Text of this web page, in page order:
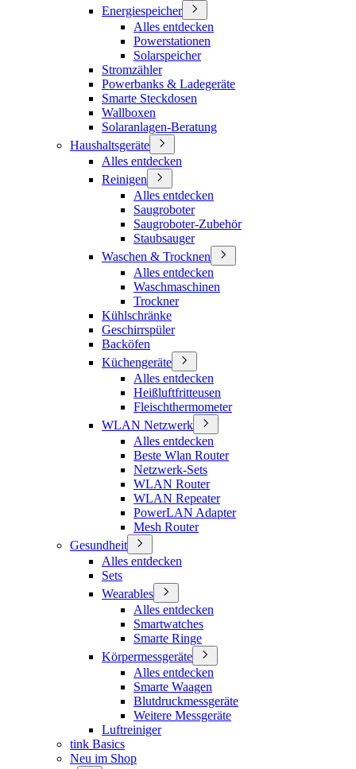
Energiespeicher
Alles entdecken
Powerstationen
Solarspeicher
Stromzähler
Powerbanks & Ladegeräte
Smarte Steckdosen
Wallboxen
Solaranlagen-Beratung
Haushaltsgeräte
Alles entdecken
Reinigen
Alles entdecken
Saugroboter
Saugroboter-Zubehör
Staubsauger
Waschen & Trocknen
Alles entdecken
Waschmaschinen
Trockner
Kühlschränke
Geschirrspüler
Backöfen
Küchengeräte
Alles entdecken
Heißluftfritteusen
Fleischthermometer
WLAN Netzwerk
Alles entdecken
Beste Wlan Router
Netzwerk-Sets
WLAN Router
WLAN Repeater
PowerLAN Adapter
Mesh Router
Gesundheit
Alles entdecken
Sets
Wearables
Alles entdecken
Smartwatches
Smarte Ringe
Körpermessgeräte
Alles entdecken
Smarte Waagen
Blutdruckmessgeräte
Weitere Messgeräte
Luftreiniger
tink Basics
Neu im Shop